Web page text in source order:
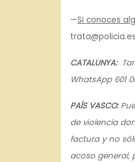
—Si conoces
CATALUNYA:
WhatsApp 601
PAÍS VASCO:
de violencia
factura y no
acoso general,